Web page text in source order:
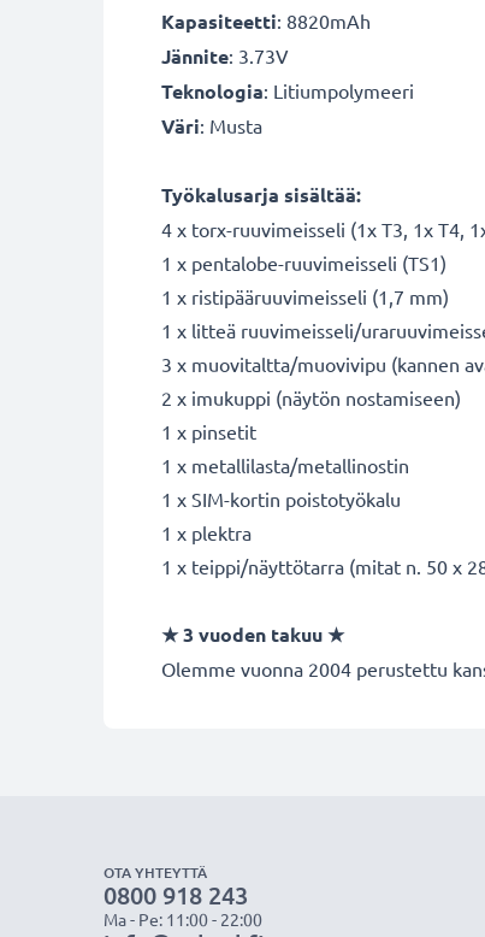
Kapasiteetti: 8820mAh
Jännite: 3.73V
Teknologia: Litiumpolymeeri
Väri: Musta
Työkalusarja sisältää:
4 x torx-ruuvimeisseli (1x T3, 1x T4,
1 x pentalobe-ruuvimeisseli (TS1)
1 x ristipääruuvimeisseli (1,7 mm)
1 x litteä ruuvimeisseli/
3 x muovitaltta/muovivipu (kannen
2 x imukuppi (näytön nostamiseen)
1 x pinsetit
1 x metallilasta/metallinostin
1 x SIM-kortin poistotyökalu
1 x plektra
1 x teippi/näyttötarra (mitat n. 50 x
★3 vuoden takuu★
Olemme vuonna 2004 perustettu
OTA YHTEYTTÄ
0800 918 243
Ma - Pe: 11:00 - 22:00